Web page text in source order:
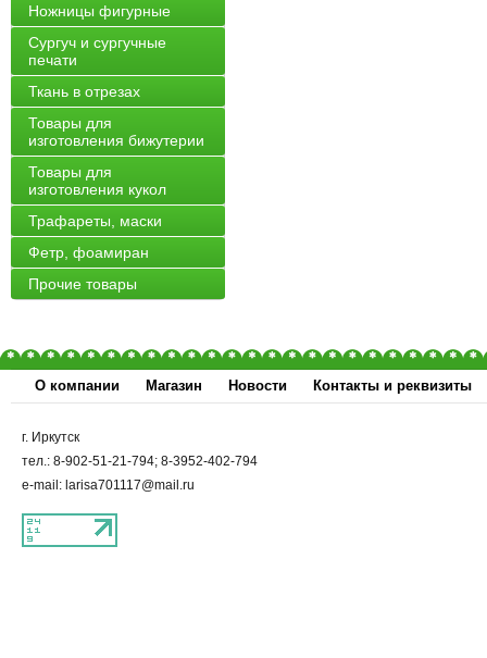
Ножницы фигурные
Сургуч и сургучные
печати
Ткань в отрезах
Товары для
изготовления бижутерии
Товары для
изготовления кукол
Трафареты, маски
Фетр, фоамиран
Прочие товары
О компании Магазин Новости Контакты и реквизиты
г. Иркутск
тел.: 8-902-51-21-794; 8-3952-402-794
e-mail: larisa701117@mail.ru